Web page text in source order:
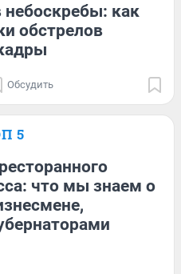
небоскребы: как
обстрелов
Обсудить
5
что мы знаем о